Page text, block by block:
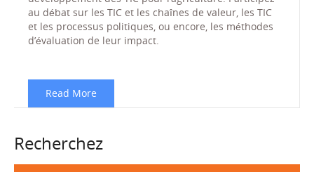
au débat sur les TIC et les chaînes de valeur, les TIC
et les processus politiques, ou encore, les méthodes
d’évaluation de leur impact.
Read More
Recherchez